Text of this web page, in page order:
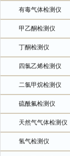
有毒气体检测仪
甲乙酮检测仪
丁酮检测仪
四氯乙烯检测仪
二氯甲烷检测仪
硫酰氟检测仪
天然气气体检测仪
氢气检测仪